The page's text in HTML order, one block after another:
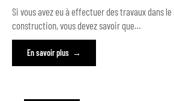
Si vous avez eu à effectuer des travaux dans
construction, vous devez savoir que…
En savoir plus